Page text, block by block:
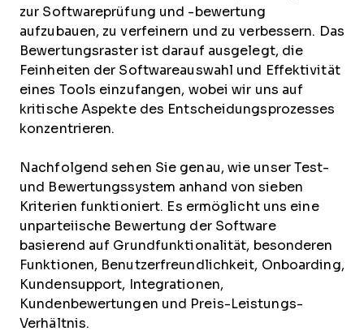
zur Softwareprüfung und -bewertung
aufzubauen, zu verfeinern und zu verbessern. Das
Bewertungsraster ist darauf ausgelegt, die
Feinheiten der Softwareauswahl und Effektivität
eines Tools einzufangen, wobei wir uns auf
kritische Aspekte des Entscheidungsprozesses
konzentrieren.
Nachfolgend sehen Sie genau, wie unser Test-
und Bewertungssystem anhand von sieben
Kriterien funktioniert. Es ermöglicht uns eine
unparteiische Bewertung der Software
basierend auf Grundfunktionalität, besonderen
Funktionen, Benutzerfreundlichkeit, Onboarding,
Kundensupport, Integrationen,
Kundenbewertungen und Preis-Leistungs-
Verhältnis.